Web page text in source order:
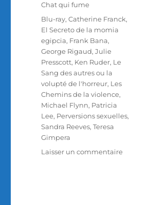
Chat qui fume
Étiquettes
Blu-ray,Catherine Franck,
El Secreto de la momia
egipcia, Frank Bana,
George Rigaud,Julie
Presscott, Ken Ruder, Le
Sang des autres ou la
volupté de l'horreur, Les
Chemins de la violence,
Michael Flynn, Patricia
Lee, Perversions sexuelles,
Sandra Reeves,Teresa
Gimpera
Laisser un commentairesur